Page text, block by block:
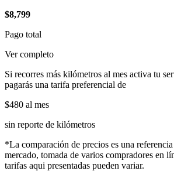
$8,799
Pago total
Ver completo
Si recorres más kilómetros al mes activa tu
pagarás una tarifa preferencial de
$480 al mes
sin reporte de kilómetros
*La comparación de precios es una
mercado, tomada de varios compradores en
tarifas aqui presentadas pueden variar.